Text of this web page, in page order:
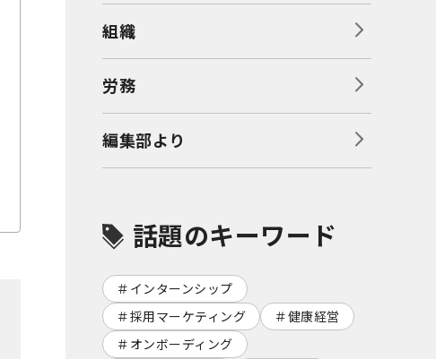
組織
労務
編集部より
話題のキーワード
インターンシップ
採用マーケティング
健康経営
オンボーディング